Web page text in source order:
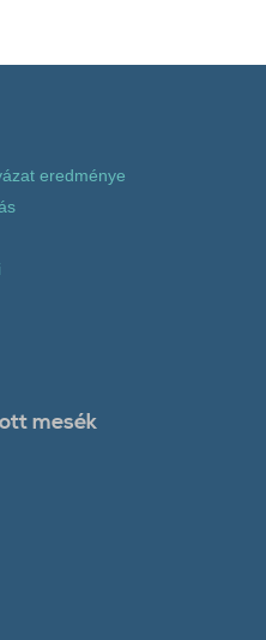
eredménye
mesék